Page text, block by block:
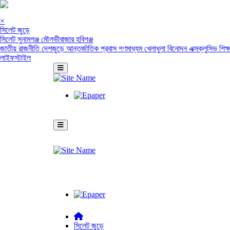
×
সিলেট জুড়ে
সিলেটসুনামগঞ্জ মৌলভীবাজারহবিগঞ্জ
জাতীয় রাজনীতিদেশজুড়ে আন্তর্জাতিক প্রবাসগণমাধ্যমখেলাধুলা বিনোদনএক্সক্লুসিভ
লাইফস্টাইল
সিলেট জুড়ে